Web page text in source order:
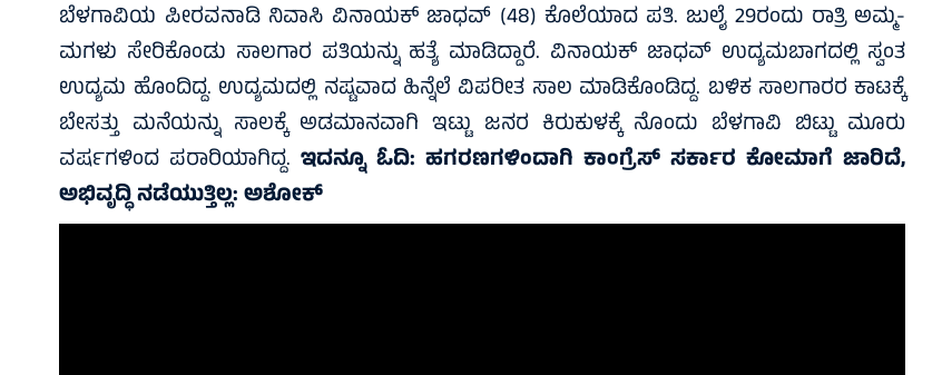
ಬೆಳಗಾವಿಯ ಪೀರವನಾಡಿ ನಿವಾಸಿ ವಿನಾಯಕ್ ಜಾಧವ್ (48) ಕೊಲೆಯಾದ ಪತಿ. ಜುಲೈ 29ರಂದು ರಾತ್ರಿ ಅಮ್ಮ-
ಮಗಳು ಸೇರಿಕೊಂಡು ಸಾಲಗಾರ ಪತಿಯನ್ನು ಹತ್ಯೆ ಮಾಡಿದ್ದಾರೆ. ವಿನಾಯಕ್ ಜಾಧವ್ ಉದ್ಯಮಬಾಗದಲ್ಲಿ ಸ್ವಂತ
ಉದ್ಯಮ ಹೊಂದಿದ್ದ. ಉದ್ಯಮದಲ್ಲಿ ನಷ್ಟವಾದ ಹಿನ್ನೆಲೆ ವಿಪರೀತ ಸಾಲ ಮಾಡಿಕೊಂಡಿದ್ದ. ಬಳಿಕ ಸಾಲಗಾರರ ಕಾಟಕ್ಕೆ
ಬೇಸತ್ತು ಮನೆಯನ್ನು ಸಾಲಕ್ಕೆ ಅಡಮಾನವಾಗಿ ಇಟ್ಟು ಜನರ ಕಿರುಕುಳಕ್ಕೆ ನೊಂದು ಬೆಳಗಾವಿ ಬಿಟ್ಟು ಮೂರು
ವರ್ಷಗಳಿಂದ ಪರಾರಿಯಾಗಿದ್ದ.ಇದನ್ನೂ ಓದಿ:ಹಗರಣಗಳಿಂದಾಗಿ ಕಾಂಗ್ರೆಸ್ ಸರ್ಕಾರ ಕೋಮಾಗೆ ಜಾರಿದೆ,
ಅಭಿವೃದ್ಧಿ ನಡೆಯುತ್ತಿಲ್ಲ: ಅಶೋಕ್